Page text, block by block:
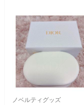
ノベルティグッズ